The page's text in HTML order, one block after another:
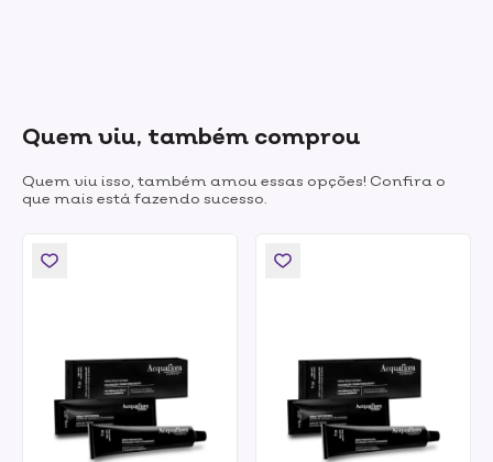
Quem viu, também comprou
Quem viu isso, também amou essas opções! Confira o
que mais está fazendo sucesso.